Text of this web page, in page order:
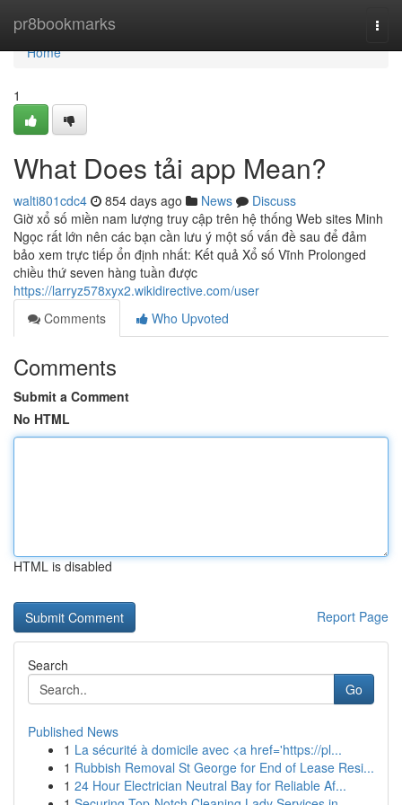
pr8bookmarks
Home
Home
1
What Does tải app Mean?
walti801cdc4 854 days ago News
Discuss
Giờ xổ số miền nam lượng truy cập trên hệ thống Web sites Minh
Ngọc rất lớn nên các bạn cần lưu ý một số vấn đề sau để đảm
bảo xem trực tiếp ổn định nhất: Kết quả Xổ số Vĩnh Prolonged
chiều thứ seven hàng tuần được
https://larryz578xyx2.wikidirective.com/user
Comments
Who Upvoted
Comments
Submit a Comment
No HTML
HTML is disabled
Report Page
Search
Go
Published News
1 La sécurité à domicile avec <a href='https://pl...
1 Rubbish Removal St George for End of Lease Resi...
1 24 Hour Electrician Neutral Bay for Reliable Af...